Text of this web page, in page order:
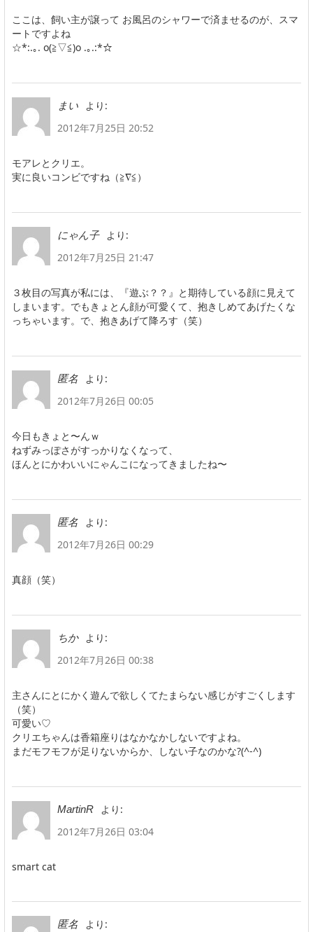
ここは、飼い主が譲って お風呂のシャワーで済ませるのが、スマ
ートですよね
☆*:.｡. o(≧▽≦)o .｡.:*☆
まい
より:
2012年7月25日 20:52
モアレとクリエ。
実に良いコンビですね（≧∇≦）
にゃん子
より:
2012年7月25日 21:47
３枚目の写真が私には、『遊ぶ？？』と期待している顔に見えて
しまいます。でもきょとん顔が可愛くて、抱きしめてあげたくな
っちゃいます。で、抱きあげて降ろす（笑）
匿名
より:
2012年7月26日 00:05
今日もきょと〜んｗ
ねずみっぽさがすっかりなくなって、
ほんとにかわいいにゃんこになってきましたね〜
匿名
より:
2012年7月26日 00:29
真顔（笑）
ちか
より:
2012年7月26日 00:38
主さんにとにかく遊んで欲しくてたまらない感じがすごくします
（笑）
可愛い♡
クリエちゃんは香箱座りはなかなかしないですよね。
まだモフモフが足りないからか、しない子なのかな?(^-^)
MartinR
より:
2012年7月26日 03:04
smart cat
匿名
より: